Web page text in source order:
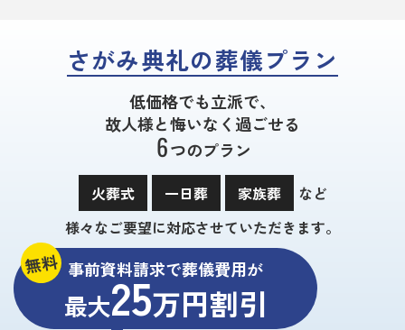
さがみ典礼の葬儀プラン
低価格でも立派で、
故人様と悔いなく過ごせる
6つのプラン
火葬式 一日葬 家族葬
など
様々なご要望に対応させていただきます。
無料 事前資料請求で葬儀費用が
最大25万円割引